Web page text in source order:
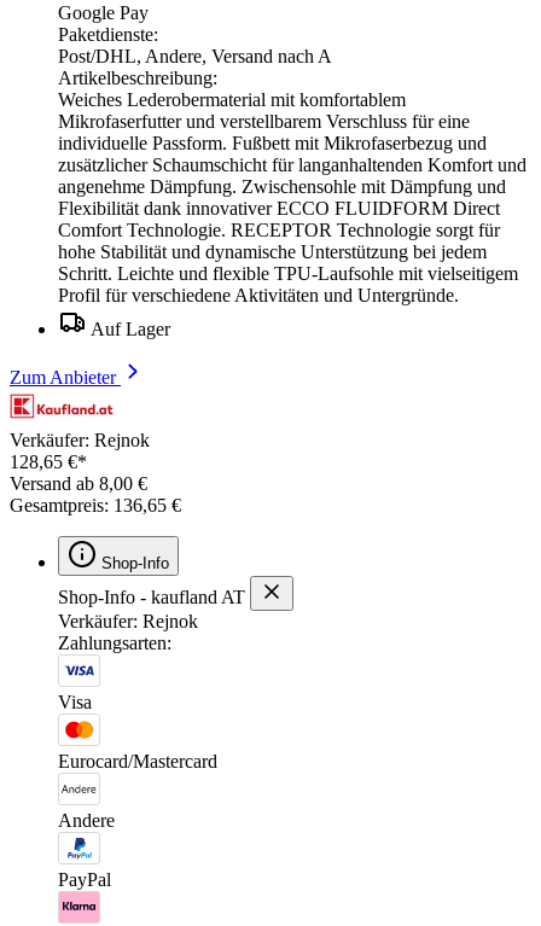
Google Pay
Paketdienste:
Post/DHL, Andere, Versand nach A
Artikelbeschreibung:
Weiches Lederobermaterial mit komfortablem
Mikrofaserfutter und verstellbarem Verschluss für eine
individuelle Passform. Fußbett mit Mikrofaserbezug und
zusätzlicher Schaumschicht für langanhaltenden Komfort und
angenehme Dämpfung. Zwischensohle mit Dämpfung und
Flexibilität dank innovativer ECCO FLUIDFORM Direct
Comfort Technologie. RECEPTOR Technologie sorgt für
hohe Stabilität und dynamische Unterstützung bei jedem
Schritt. Leichte und flexible TPU-Laufsohle mit vielseitigem
Profil für verschiedene Aktivitäten und Untergründe.
Auf Lager
Zum Anbieter
Verkäufer: Rejnok
128,65 €*
Versand ab 8,00 €
Gesamtpreis: 136,65 €
Shop-Info
Shop-Info - kaufland AT
Verkäufer: Rejnok
Zahlungsarten:
Visa
Eurocard/Mastercard
Andere
PayPal